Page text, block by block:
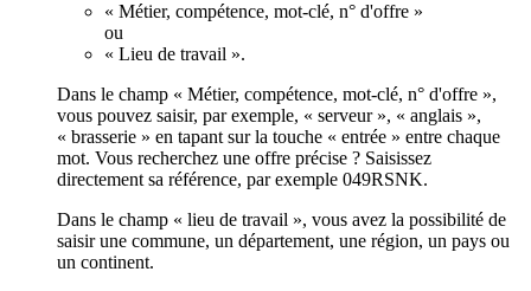
« Métier, compétence, mot-clé, n° d'offre »
ou
« Lieu de travail ».
Dans le champ « Métier, compétence, mot-clé, n° d'offre »,
vous pouvez saisir, par exemple, « serveur », « anglais »,
« brasserie » en tapant sur la touche « entrée » entre chaque
mot. Vous recherchez une offre précise ? Saisissez
directement sa référence, par exemple 049RSNK.
Dans le champ « lieu de travail », vous avez la possibilité de
saisir une commune, un département, une région, un pays ou
un continent.